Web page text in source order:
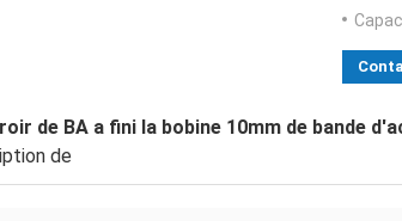
de BA a fini la bobine 10mm de bande
de